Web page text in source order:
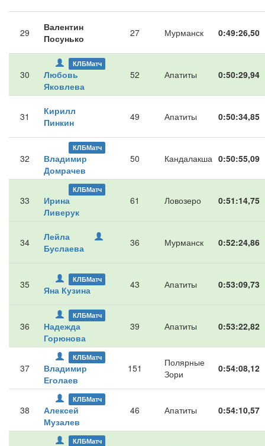
29
Валентин
Посунько
27 Мурманск 0:49:26,50
30
КЛБМатч
Любовь
Яковлева
52 Апатиты 0:50:29,94
31
Кирилл
Пинкин
49 Апатиты 0:50:34,85
32
КЛБМатч
Владимир
Домрачев
50 Кандалакша 0:50:55,09
33
КЛБМатч
Ирина
Ливерук
61 Ловозеро 0:51:14,75
34
Лейла
Буслаева
36 Мурманск 0:52:24,86
35 КЛБМатч
Яна Кузина 43 Апатиты 0:53:09,73
36
КЛБМатч
Надежда
Горюнова
39 Апатиты 0:53:22,82
37
КЛБМатч
Владимир
Еголаев
151
Полярные
Зори
0:54:08,12
38
КЛБМатч
Алексей
Музалев
46 Апатиты 0:54:10,57
КЛБМатч